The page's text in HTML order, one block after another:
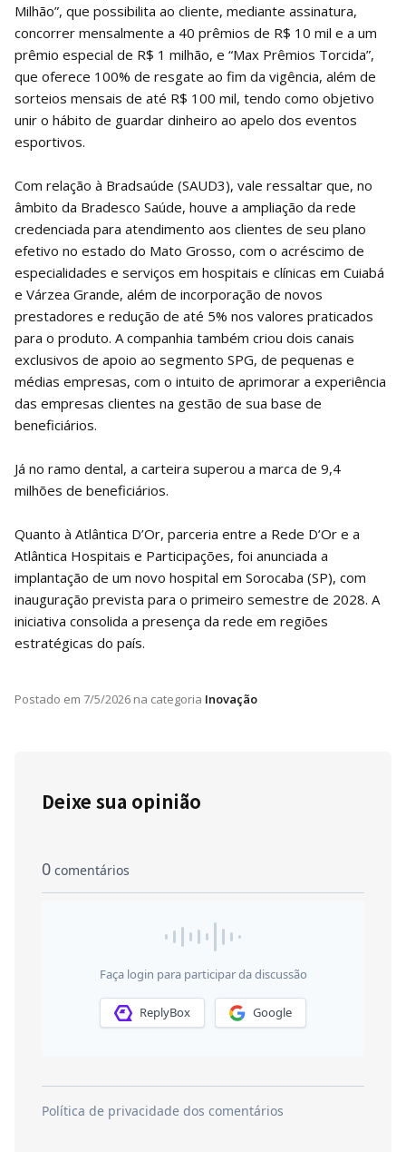
Milhão”, que possibilita ao cliente, mediante assinatura,
concorrer mensalmente a 40 prêmios de R$ 10 mil e a um
prêmio especial de R$ 1 milhão, e “Max Prêmios Torcida”,
que oferece 100% de resgate ao fim da vigência, além de
sorteios mensais de até R$ 100 mil, tendo como objetivo
unir o hábito de guardar dinheiro ao apelo dos eventos
esportivos.
Com relação à Bradsaúde (SAUD3), vale ressaltar que, no
âmbito da Bradesco Saúde, houve a ampliação da rede
credenciada para atendimento aos clientes de seu plano
efetivo no estado do Mato Grosso, com o acréscimo de
especialidades e serviços em hospitais e clínicas em Cuiabá
e Várzea Grande, além de incorporação de novos
prestadores e redução de até 5% nos valores praticados
para o produto. A companhia também criou dois canais
exclusivos de apoio ao segmento SPG, de pequenas e
médias empresas, com o intuito de aprimorar a experiência
das empresas clientes na gestão de sua base de
beneficiários.
Já no ramo dental, a carteira superou a marca de 9,4
milhões de beneficiários.
Quanto à Atlântica D’Or, parceria entre a Rede D’Or e a
Atlântica Hospitais e Participações, foi anunciada a
implantação de um novo hospital em Sorocaba (SP), com
inauguração prevista para o primeiro semestre de 2028. A
iniciativa consolida a presença da rede em regiões
estratégicas do país.
Postado em 7/5/2026 na categoria Inovação
Deixe sua opinião